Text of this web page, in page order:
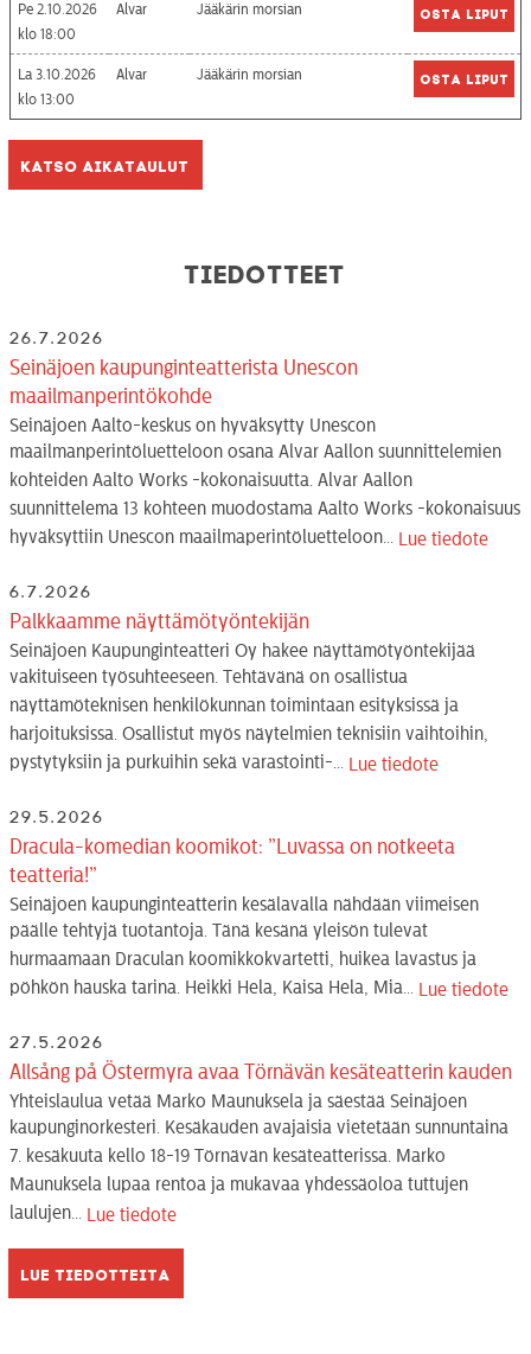
Pe 2.10.2026
18:00
Alvar Jääkärin morsian Osta liput
La 3.10.2026
13:00
Alvar Jääkärin morsian Osta liput
Katso aikataulut
Tiedotteet
26.7.2026
Seinäjoen kaupunginteatterista Unescon
maailmanperintökohde
Seinäjoen Aalto-keskus on hyväksytty Unescon
maailmanperintöluetteloon osana Alvar Aallon suunnittelemien
kohteiden Aalto Works -kokonaisuutta. Alvar Aallon
suunnittelema 13 kohteen muodostama Aalto Works -kokonaisuus
hyväksyttiin Unescon maailmaperintöluetteloon...
Lue tiedote
6.7.2026
Palkkaamme näyttämötyöntekijän
Seinäjoen Kaupunginteatteri Oy hakee näyttämötyöntekijää
vakituiseen työsuhteeseen. Tehtävänä on osallistua
näyttämöteknisen henkilökunnan toimintaan esityksissä ja
harjoituksissa. Osallistut myös näytelmien teknisiin vaihtoihin,
pystytyksiin ja purkuihin sekä varastointi-...
Lue tiedote
29.5.2026
Dracula-komedian koomikot: ”Luvassa on notkeeta
teatteria!”
Seinäjoen kaupunginteatterin kesälavalla nähdään viimeisen
päälle tehtyjä tuotantoja. Tänä kesänä yleisön tulevat
hurmaamaan Draculan koomikkokvartetti, huikea lavastus ja
pöhkön hauska tarina. Heikki Hela, Kaisa Hela, Mia...
Lue tiedote
27.5.2026
Allsång på Östermyra avaa Törnävän kesäteatterin kauden
Yhteislaulua vetää Marko Maunuksela ja säestää Seinäjoen
kaupunginorkesteri. Kesäkauden avajaisia vietetään sunnuntaina
7. kesäkuuta kello 18-19 Törnävän kesäteatterissa. Marko
Maunuksela lupaa rentoa ja mukavaa yhdessäoloa tuttujen
laulujen...
Lue tiedote
Lue tiedotteita